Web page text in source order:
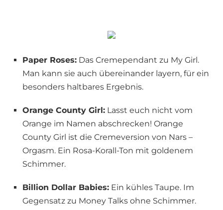
Paper Roses: Das Cremependant zu My Girl.
Man kann sie auch übereinander layern, für ein
besonders haltbares Ergebnis.
Orange County Girl: Lasst euch nicht vom
Orange im Namen abschrecken! Orange
County Girl ist die Cremeversion von Nars –
Orgasm. Ein Rosa-Korall-Ton mit goldenem
Schimmer.
Billion Dollar Babies: Ein kühles Taupe. Im
Gegensatz zu Money Talks ohne Schimmer.